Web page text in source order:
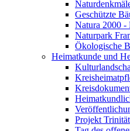
Geschützte
Natura 2000 -
Naturpark
Ökologische
Heimatkunde und
Projekt Trinität